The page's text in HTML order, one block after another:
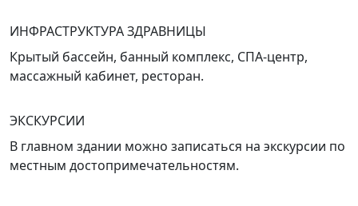
ИНФРАСТРУКТУРА ЗДРАВНИЦЫ
Крытый бассейн, банный комплекс, СПА-центр,
массажный кабинет, ресторан.
ЭКСКУРСИИ
В главном здании можно записаться на экскурсии по
местным достопримечательностям.